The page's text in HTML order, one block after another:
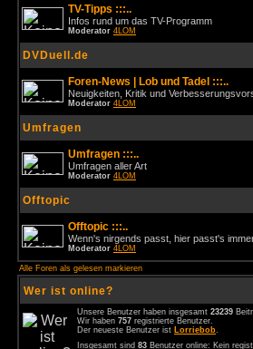
TV-Tipps :::..
Infos rund um das TV-Programm
Moderator 4LOM
DVDuell.de
Foren-News | Lob und Tadel :::..
Neuigkeiten, Kritik und
Moderator 4LOM
Umfragen
Umfragen :::..
Umfragen aller Art
Moderator 4LOM
Offtopic
Offtopic :::..
Wenn's nirgends passt, hier passt's
Moderator 4LOM
Alle Foren als gelesen markieren
Wer ist online?
Unsere Benutzer haben insgesamt 23239
Wir haben 757 registrierte Benutzer.
Der neueste Benutzer ist Lorriebob.
Insgesamt sind 83 Benutzer online: Kein